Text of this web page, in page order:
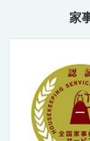
家